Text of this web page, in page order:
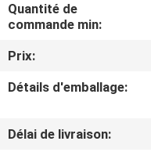
VISITE
D'USINE
CONTRÔLE
Quantité de
commande min:
Prix:
Détails d'emballage:
Délai de livraison: